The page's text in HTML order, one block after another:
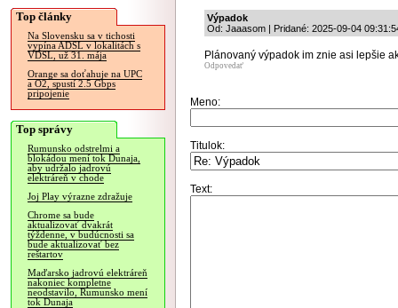
Top články
Na Slovensku sa v tichosti
vypína ADSL v lokalitách s
VDSL, už 31. mája
Orange sa doťahuje na UPC
a O2, spustí 2.5 Gbps
pripojenie
Top správy
Rumunsko odstrelmi a
blokádou mení tok Dunaja,
aby udržalo jadrovú
elektráreň v chode
Joj Play výrazne zdražuje
Chrome sa bude
aktualizovať dvakrát
týždenne, v budúcnosti sa
bude aktualizovať bez
reštartov
Maďarsko jadrovú elektráreň
nakoniec kompletne
neodstavilo, Rumunsko mení
tok Dunaja
Výpadok
Od: Jaaasom | Pridané: 2025-09-04
Plánovaný výpadok im znie asi lepšie
Odpovedať
Meno:
Titulok:
Text: